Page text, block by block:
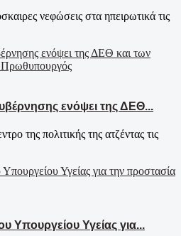
νεφώσεις στα ηπειρωτικά τις
ενόψει της ΔΕΘ...
της πολιτικής της ατζέντας τις
Υπουργείου Υγείας για...